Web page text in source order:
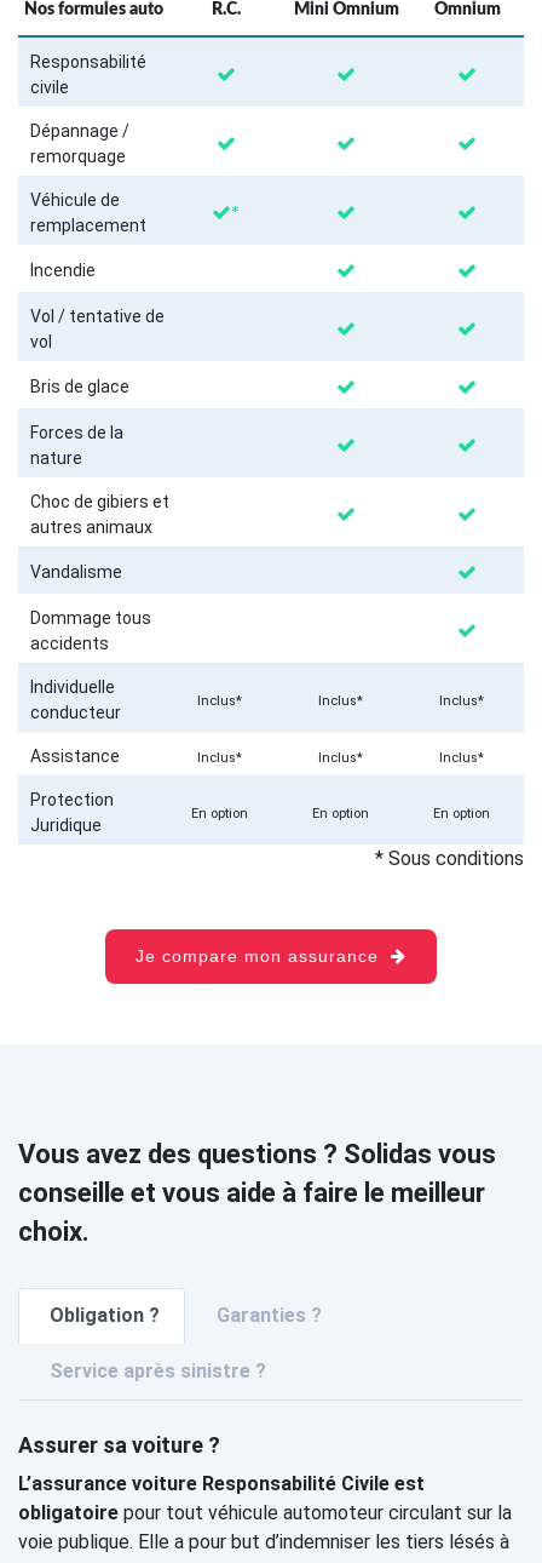
Nos formules auto R.C. Mini Omnium Omnium
Responsabilité
civile
Dépannage /
remorquage
Véhicule de
remplacement
*
Incendie
Vol / tentative de
vol
Bris de glace
Forces de la
nature
Choc de gibiers et
autres animaux
Vandalisme
Dommage tous
accidents
Individuelle
conducteur
Inclus* Inclus* Inclus*
Assistance Inclus* Inclus* Inclus*
Protection
Juridique
En option En option En option
* Sous conditions
Je compare mon assurance
Vous avez des questions ? Solidas vous
conseille et vous aide à faire le meilleur
choix.
Obligation ? Garanties ?
Service après sinistre ?
Assurer sa voiture ?
L’assurance voiture Responsabilité Civile est
obligatoire pour tout véhicule automoteur circulant sur la
voie publique. Elle a pour but d’indemniser les tiers lésés à